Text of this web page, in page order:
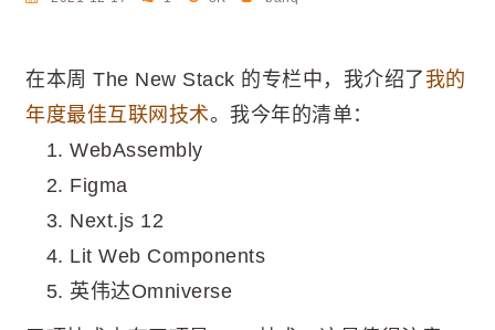
在本周 The New Stack 的专栏中，我介绍了 我的
年度最佳互联网技术。我今年的清单：
WebAssembly
Figma
Next.js 12
Lit Web Components
英伟达Omniverse